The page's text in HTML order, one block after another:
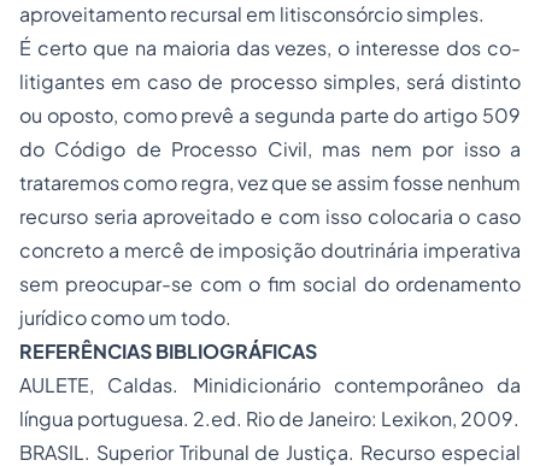
aproveitamento recursal em litisconsórcio simples.
É certo que na maioria das vezes, o interesse dos co-
litigantes em caso de processo simples, será distinto
ou oposto, como prevê a segunda parte do artigo 509
do Código de Processo Civil, mas nem por isso a
trataremos como regra, vez que se assim fosse nenhum
recurso seria aproveitado e com isso colocaria o caso
concreto a mercê de imposição doutrinária imperativa
sem preocupar-se com o fim social do ordenamento
jurídico como um todo.
REFERÊNCIAS BIBLIOGRÁFICAS
AULETE, Caldas. Minidicionário contemporâneo da
língua portuguesa. 2.ed. Rio de Janeiro: Lexikon, 2009.
BRASIL. Superior Tribunal de Justiça. Recurso especial